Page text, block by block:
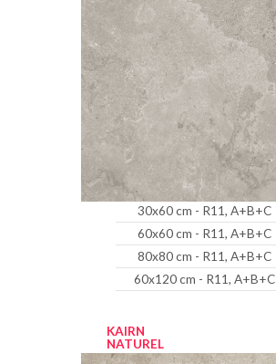
30x60 cm - R11, A+B+C
60x60 cm - R11, A+B+C
80x80 cm - R11, A+B+C
60x120 cm - R11, A+B+C
KAIRN
NATUREL